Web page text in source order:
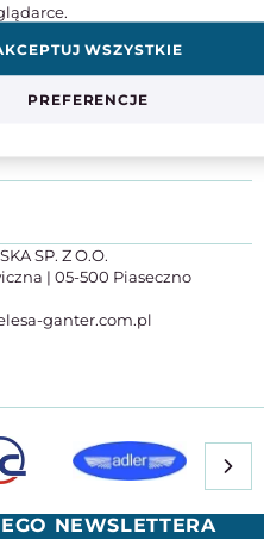
SP. Z O.O.
| 05-500 Piaseczno
ganter.com.pl
NEWSLETTERA
PREFERENCJE
WSZYSTKIE